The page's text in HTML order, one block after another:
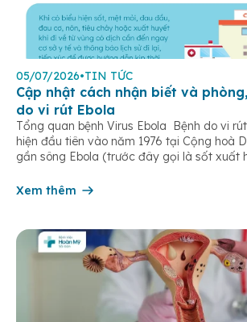
05/07/2026•TIN TỨC
Cập nhật cách nhận biết và
do vi rút Ebola
Tổng quan bệnh Virus Ebola Bệnh do vi
hiện đầu tiên vào năm 1976 tại Cộng hoà
gần sông Ebola (trước đây gọi là sốt xuất
dịch. Bệnh lây truyền do tiếp xúc trực […]
Xem thêm